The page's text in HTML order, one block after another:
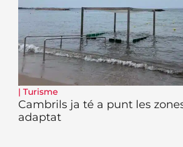
| Turisme
Cambrils ja té a punt les
adaptat